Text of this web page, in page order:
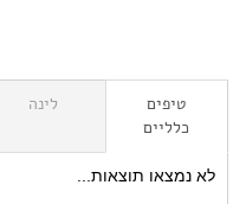
טיפים
כלליים
לינה
לא נמצאו תוצאות...